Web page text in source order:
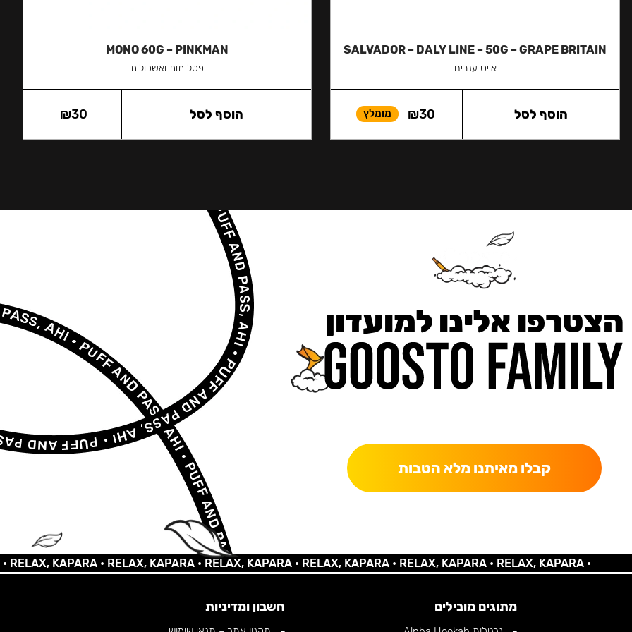
SALVADOR – DALY LINE – 50G – GRAPE BRITAIN
אייס ענבים
₪30 מומלץ הוסף לסל
MONO 60G – PINKMAN
פטל תות ואשכולית
₪30 הוסף לסל
הצטרפו אלינו למועדון
קבלו מאיתנו מלא הטבות
KAPARA •RELAX, KAPARA •RELAX, KAPARA •RELAX, KAPARA •RELAX, KAPARA •RELAX, KAPARA •
מתוגים מובילים חשבון ומדיניות